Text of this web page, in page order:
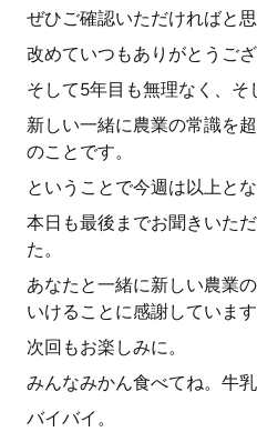
ぜひご確認いただければと思
改めていつもありがとうござ
そして5年目も無理なく、そ
新しい一緒に農業の常識を
のことです。
ということで今週は以上とな
本日も最後までお聞きいた
た。
あなたと一緒に新しい農業
いけることに感謝しています
次回もお楽しみに。
みんなみかん食べてね。牛乳
バイバイ。